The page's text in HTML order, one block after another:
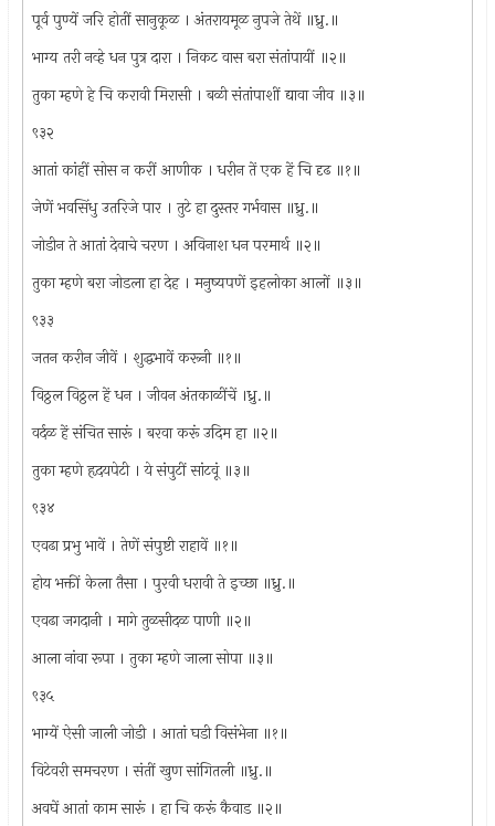
पूर्व पुण्यें जरि होतीं सानुकूळ । अंतरायमूळ नुपजे तेथें ॥ध्रु.॥
भाग्य तरी नव्हे धन पुत्र दारा । निकट वास बरा संतांपायीं ॥२॥
तुका म्हणे हे चि करावी मिरासी । बळी संतांपाशीं द्यावा जीव ॥३॥
९३२
आतां कांहीं सोस न करीं आणीक । धरीन तें एक हें चि दृढ ॥१॥
जेणें भवसिंधु उतरिजे पार । तुटे हा दुस्तर गर्भवास ॥ध्रु.॥
जोडीन ते आतां देवाचे चरण । अविनाश धन परमार्थ ॥२॥
तुका म्हणे बरा जोडला हा देह । मनुष्यपणें इहलोका आलों ॥३॥
९३३
जतन करीन जीवें । शुद्धभावें करूनी ॥१॥
विठ्ठल विठ्ठल हें धन । जीवन अंतकाळींचें ।ध्रु.॥
वर्दळ हें संचित सारूं । बरवा करूं उदिम हा ॥२॥
तुका म्हणे हृदयपेटी । ये संपुटीं सांटवूं ॥३॥
९३४
एवढा प्रभु भावें । तेणें संपुष्टी राहावें ॥१॥
होय भक्तीं केला तैसा । पुरवी धरावी ते इच्छा ॥ध्रु.॥
एवढा जगदानी । मागे तुळसीदळ पाणी ॥२॥
आला नांवा रूपा । तुका म्हणे जाला सोपा ॥३॥
९३५
भाग्यें ऐसी जाली जोडी । आतां घडी विसंभेना ॥१॥
विटेवरी समचरण । संतीं खुण सांगितली ॥ध्रु.॥
अवघें आतां काम सारूं । हा चि करूं कैवाड ॥२॥